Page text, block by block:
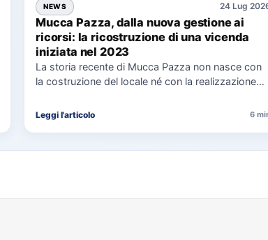
NEWS 24 Lug
Mucca Pazza, dalla nuova gestione ai
ricorsi: la ricostruzione di una vicenda
iniziata nel 2023
La storia recente di Mucca Pazza non nasce con
la costruzione del locale né con la realizzazione
Leggi l'articolo 6